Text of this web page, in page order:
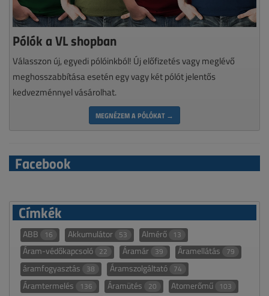
Pólók a VL shopban
Válasszon új, egyedi pólóinkból! Új előfizetés vagy meglévő
meghosszabbítása esetén egy vagy két pólót jelentős
kedvezménnyel vásárolhat.
MEGNÉZEM A PÓLÓKAT →
Facebook
Címkék
ABB 16 Akkumulátor 53 Almérő 13
Áram-védőkapcsoló 22 Áramár 39 Áramellátás 79
áramfogyasztás 38 Áramszolgáltató 74
Áramtermelés 136 Áramütés 20 Atomerőmű 103